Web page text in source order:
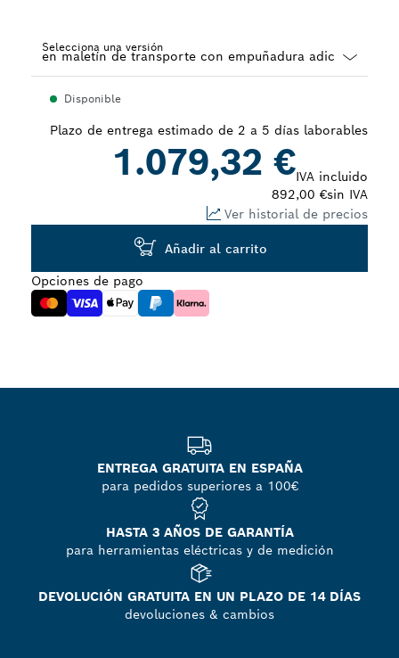
Selecciona una versión
closedDisponible
Plazo de entrega estimado de 2 a 5 días laborables
1.079,32 €IVA incluido
892,00 €sin IVA
Ver historial de precios
Añadir al carrito
Opciones de pago
ENTREGA GRATUITA EN ESPAÑA
para pedidos superiores a 100€
HASTA 3 AÑOS DE GARANTÍA
para herramientas eléctricas y de medición
DEVOLUCIÓN GRATUITA EN UN PLAZO DE 14 DÍAS
devoluciones & cambios